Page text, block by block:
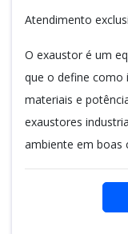
Atendimento
O exaustor é um
que o define como
materiais e
exaustores
ambiente em boas